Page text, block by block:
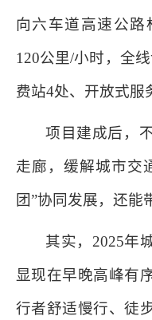
向六车道高速公路
120公里/小时，全
费站4处、开放式服
项目建成后，
走廊，缓解城市交
团”协同发展，还能
其实，2025年
显现在早晚高峰有
行者舒适慢行、徒